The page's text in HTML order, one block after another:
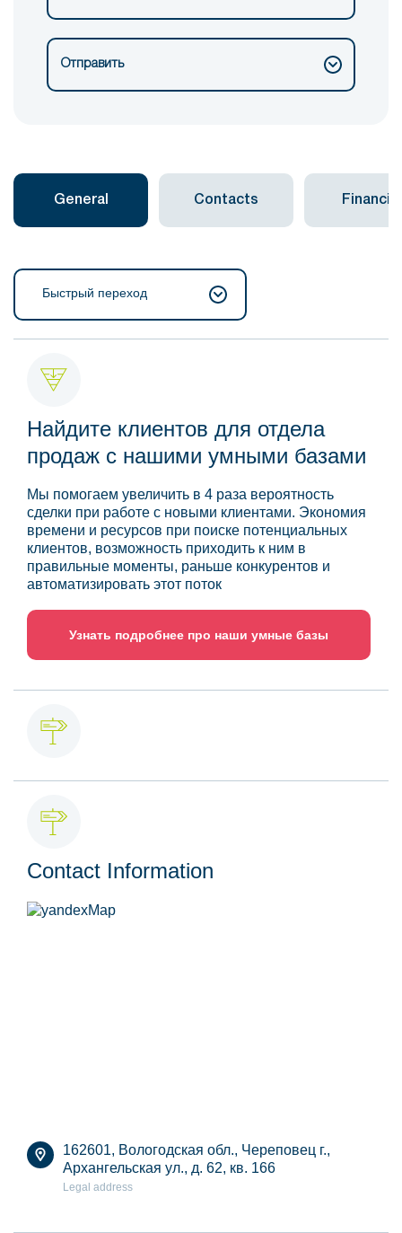
Отправить
General Contacts Financial
Быстрый переход
Найдите клиентов для отдела
продаж с нашими умными базами
Мы помогаем увеличить в 4 раза вероятность
сделки при работе с новыми клиентами. Экономия
времени и ресурсов при поиске потенциальных
клиентов, возможность приходить к ним в
правильные моменты, раньше конкурентов и
автоматизировать этот поток
Узнать подробнее про наши умные базы
Contact Information
162601, Вологодская обл., Череповец г.,
Архангельская ул., д. 62, кв. 166
Legal address